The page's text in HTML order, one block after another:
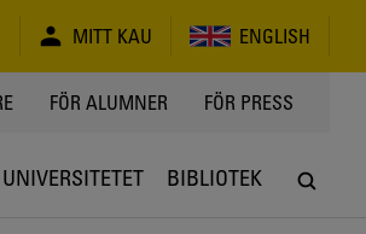
MITT KAU ENGLISH
FÖR ALUMNER FÖR PRESS
BIBLIOTEK